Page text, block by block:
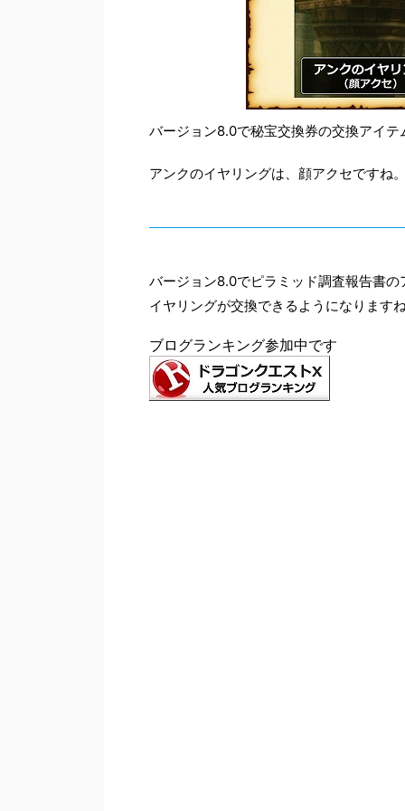
バージョン8.0で秘宝交換券の交換アイ
アンクのイヤリングは、顔アクセですね
バージョン8.0でピラミッド調査報告書
イヤリングが交換できるようになります
ブログランキング参加中です